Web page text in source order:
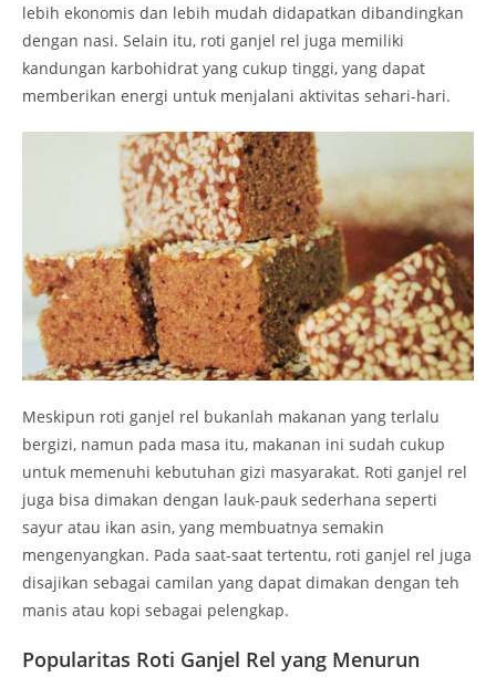
lebih ekonomis dan lebih mudah didapatkan dibandingkan
dengan nasi. Selain itu, roti ganjel rel juga memiliki
kandungan karbohidrat yang cukup tinggi, yang dapat
memberikan energi untuk menjalani aktivitas sehari-hari.
Meskipun roti ganjel rel bukanlah makanan yang terlalu
bergizi, namun pada masa itu, makanan ini sudah cukup
untuk memenuhi kebutuhan gizi masyarakat. Roti ganjel rel
juga bisa dimakan dengan lauk-pauk sederhana seperti
sayur atau ikan asin, yang membuatnya semakin
mengenyangkan. Pada saat-saat tertentu, roti ganjel rel juga
disajikan sebagai camilan yang dapat dimakan dengan teh
manis atau kopi sebagai pelengkap.
Popularitas Roti Ganjel Rel yang Menurun